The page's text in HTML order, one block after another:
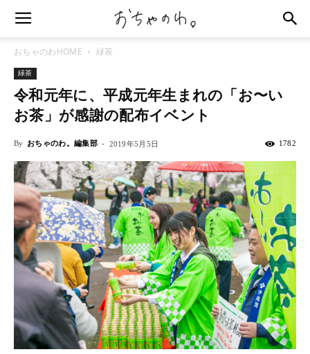
おちゃのわHOME 緑茶
緑茶
令和元年に、平成元年生まれの「お〜い
お茶」が感謝の配布イベント
By おちゃのわ。編集部 - 2019年5月5日 1782